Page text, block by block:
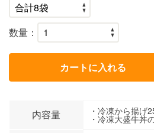
数量：
カートに入れる
内容量 ・冷凍から揚げ
・冷凍大盛牛丼